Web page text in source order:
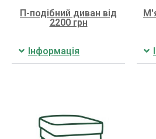
П-подібний диван від
2200 грн
Інформація